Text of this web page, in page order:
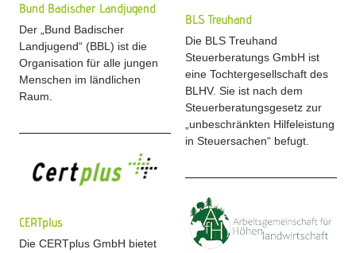
Bund Badischer Landjugend
Der „Bund Badischer
Landjugend“ (BBL) ist die
Organisation für alle jungen
Menschen im ländlichen
Raum.
BLS Treuhand
Die BLS Treuhand
Steuerberatungs GmbH ist
eine Tochtergesellschaft des
BLHV. Sie ist nach dem
Steuerberatungsgesetz zur
„unbeschränkten Hilfeleistung
in Steuersachen“ befugt.
CERTplus
Die CERTplus GmbH bietet